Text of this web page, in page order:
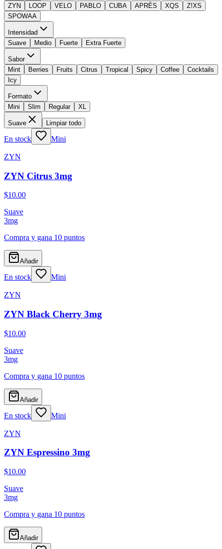
ZYN
LOOP VELO PABLO CUBA APRÈS XQS
Z!XS
SPOWAA
Intensidad
Suave
Medio Fuerte Extra Fuerte
Sabor
Mint
Berries Fruits Citrus Tropical Spicy Coffee
Cocktails
Icy
Formato
Mini
Slim Regular XL
Suave Limpiar todo
En stock Mini
ZYN
ZYN Citrus 3mg
$10.00
Suave
3mg
Compra y gana 10 puntos
Añadir
En stock Mini
ZYN
ZYN Black Cherry 3mg
$10.00
Suave
3mg
Compra y gana 10 puntos
Añadir
En stock Mini
ZYN
ZYN Espressino 3mg
$10.00
Suave
3mg
Compra y gana 10 puntos
Añadir